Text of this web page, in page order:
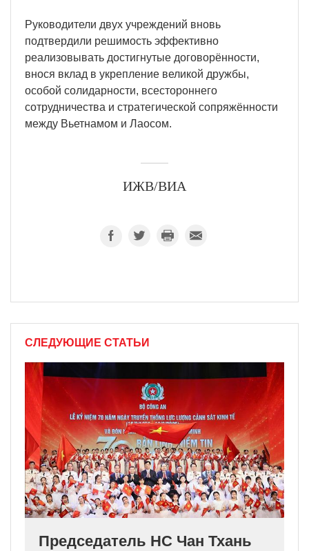
Руководители двух учреждений вновь
подтвердили решимость эффективно
реализовывать достигнутые договорённости,
внося вклад в укрепление великой дружбы,
особой солидарности, всестороннего
сотрудничества и стратегической сопряжённости
между Вьетнамом и Лаосом.
ИЖВ/ВИА
СЛЕДУЮЩИЕ СТАТЬИ
Председатель НС Чан Тхань